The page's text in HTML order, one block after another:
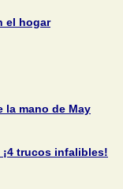
el hogar
la mano de May
trucos infalibles!